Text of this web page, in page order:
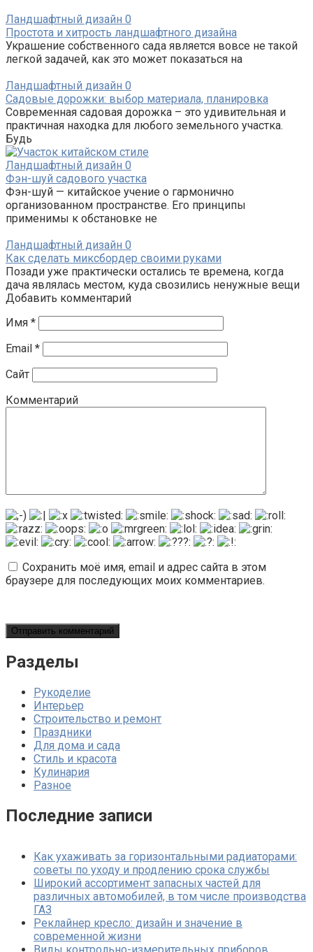
Ландшафтный дизайн 0
Простота и хитрость ландшафтного дизайна
Украшение собственного сада является вовсе не такой
легкой задачей, как это может показаться на
Ландшафтный дизайн 0
Садовые дорожки: выбор материала, планировка
Современная садовая дорожка – это удивительная и
практичная находка для любого земельного участка.
Будь
Ландшафтный дизайн 0
Фэн-шуй садового участка
Фэн-шуй — китайское учение о гармонично
организованном пространстве. Его принципы
применимы к обстановке не
Ландшафтный дизайн 0
Как сделать миксбордер своими руками
Позади уже практически остались те времена, когда
дача являлась местом, куда свозились ненужные вещи
Добавить комментарий
Имя *
Email *
Сайт
Комментарий
Сохранить моё имя, email и адрес сайта в этом
браузере для последующих моих комментариев.
Разделы
Рукоделие
Интерьер
Строительство и ремонт
Праздники
Для дома и сада
Стиль и красота
Кулинария
Разное
Последние записи
Как ухаживать за горизонтальными радиаторами:
советы по уходу и продлению срока службы
Широкий ассортимент запасных частей для
различных автомобилей, в том числе производства
ГАЗ
Реклайнер кресло: дизайн и значение в
современной жизни